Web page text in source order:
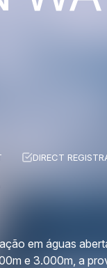
DIRECT
em águas
e 3.000m, a